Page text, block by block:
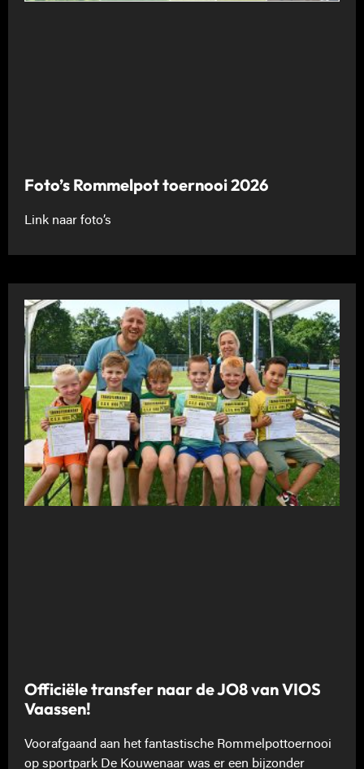
Foto’s Rommelpot toernooi 2026
Link naar foto’s
Officiële transfer naar de JO8 van VIOS
Vaassen!
Voorafgaand aan het fantastische Rommelpottoernooi
op sportpark De Kouwenaar was er een bijzonder